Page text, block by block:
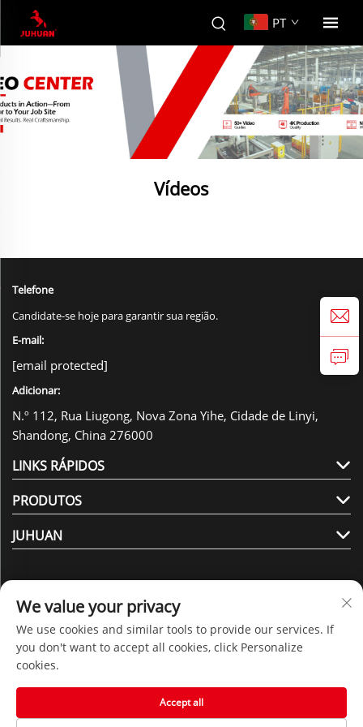
PT
Vídeos
Telefone
Candidate-se hoje para garantir sua região.
E-mail:
[email protected]
Adicionar:
N.º 112, Rua Liugong, Nova Zona Yihe, Cidade de Linyi,
Shandong, China 276000
LINKS RÁPIDOS
PRODUTOS
JUHUAN
Siga-nos
Direitos autorais © 2025 por Shandong Juhuan New
Material Technology Co., Ltd. -Política de Privacidade
We value your privacy
We use cookies and similar tools to provide our services. If
you don't want to accept all cookies, click Personalize
cookies.
Accept all